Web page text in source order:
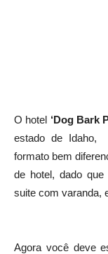
O hotel ‘Dog Bark
estado de Idaho,
formato bem
de hotel, dado que
suite com varanda,
Agora você deve